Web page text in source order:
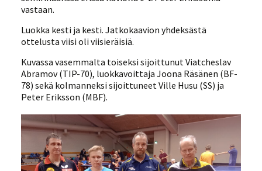
vastaan.
Luokka kesti ja kesti. Jatkokaavion yhdeksästä
ottelusta viisi oli viisieräisiä.
Kuvassa vasemmalta toiseksi sijoittunut Viatcheslav
Abramov (TIP-70), luokkavoittaja Joona Räsänen (BF-
78) sekä kolmanneksi sijoittuneet Ville Husu (SS) ja
Peter Eriksson (MBF).